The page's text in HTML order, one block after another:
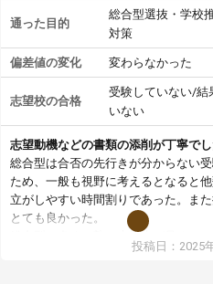
通った目的
総合型選抜・学校
対策
偏差値の変化 変わらなかった
志望校の合格
受験していない/結
いない
志望動機などの書類の添削が丁寧でし
総合型は合否の先行きが分からない
ため、一般も視野に考えるとなると
立がしやすい時間割りであった。ま
とても良かった。
総合型の多くの塾は大学生が見ること
が、はたらく部総合型コースは大学
投稿日：2025